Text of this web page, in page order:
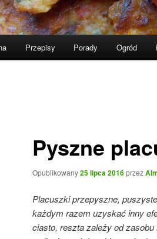
Przepisy Porady Ogród
Pyszne
Opublikowany25 lipca 2016przez
Placuszki przepyszne,
każdym razem uzyskać inny
ciasto, reszta zależy od